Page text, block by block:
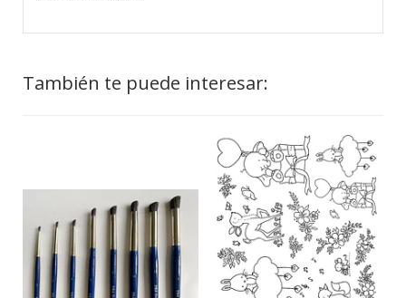
También te puede interesar: